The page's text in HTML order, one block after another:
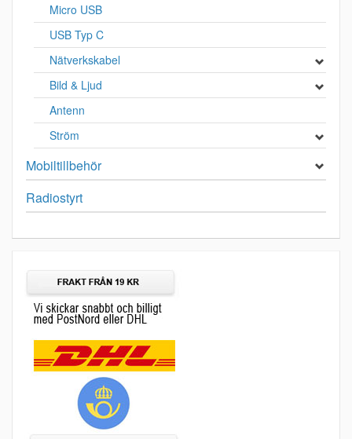
Micro USB
USB Typ C
Nätverkskabel
Bild & Ljud
Antenn
Ström
Mobiltillbehör
Radiostyrt